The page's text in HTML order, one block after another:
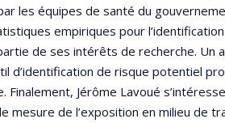
les équipes de santé du
empiriques pour
de ses intérêts de recherche. Un
d’identification de risque potentiel
Finalement, Jérôme Lavoué
mesure de l’exposition en milieu de